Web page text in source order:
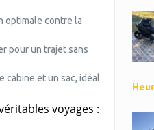
optimale contre la
pour un trajet sans
cabine et un sac, idéal
voyages :